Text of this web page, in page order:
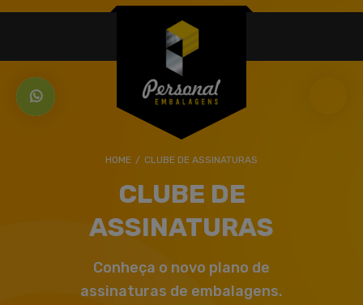
HOME / CLUBE DE ASSINATURAS
CLUBE DE
ASSINATURAS
Conheça o novo plano de
assinaturas de embalagens.